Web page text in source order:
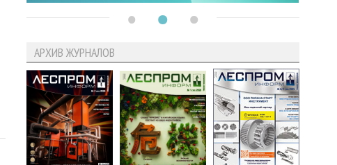
АРХИВ ЖУРНАЛОВ